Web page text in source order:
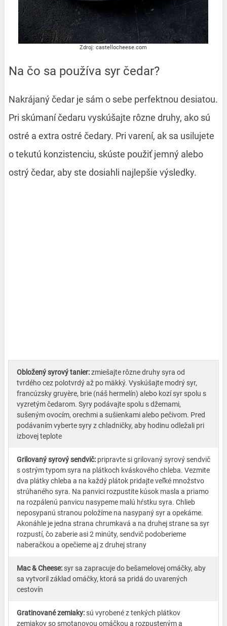
Zdroj: castellocheese.com
Na čo sa používa syr čedar?
Nakrájaný čedar je sám o sebe perfektnou desiatou.
Pri skúmaní čedaru vyskúšajte rôzne druhy, ako sú
ostré a extra ostré čedary. Pri varení, ak sa usilujete
o tekutú konzistenciu, skúste použiť jemný alebo
ostrý čedar, aby ste dosiahli najlepšie výsledky.
Obložený syrový tanier:zmiešajte rôzne druhy syra od
tvrdého cez polotvrdý až po mäkký. Vyskúšajte modrý syr,
francúzsky gruyère, brie (náš hermelín) alebo kozí syr spolu s
vyzretým čedarom. Syry podávajte spolu s džemami,
sušeným ovocím, orechmi a sušienkami alebo pečivom. Pred
podávaním vyberte syry z chladničky, aby hodinu odležali pri
izbovej teplote
Grilovaný syrový sendvič:pripravte si grilovaný syrový sendvič
s ostrým typom syra na plátkoch kváskového chleba. Vezmite
dva plátky chleba a na každý plátok pridajte veľké množstvo
strúhaného syra. Na panvici rozpustite kúsok masla a priamo
na rozpálenú panvicu nasypeme malú hŕstku syra. Chlieb
neposypanú stranou položíme na nasypaný syr a opekáme.
Akonáhle je jedna strana chrumkavá a na druhej strane sa syr
rozpustí, čo zaberie asi 2 minúty, sendvič podoberieme
naberačkou a opečieme aj z druhej strany
Mac & Cheese:syr sa zapracuje do bešamelovej omáčky, aby
sa vytvoril základ omáčky, ktorá sa pridá do uvarených
cestovín
Gratinované zemiaky:sú vyrobené z tenkých plátkov
zemiakov so smotanovou omáčkou a rozpusteným a